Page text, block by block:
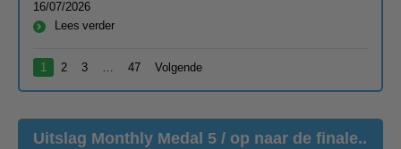
16/07/2026
Lees verder
1 2 3 47 Volgende
Uitslag Monthly Medal 5 / op naar de finale..